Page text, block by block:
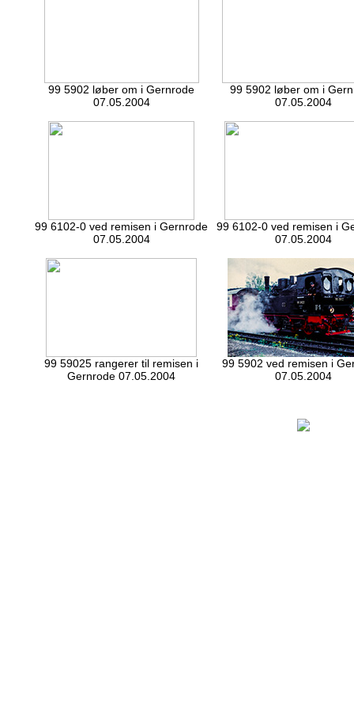
99 5902 løber om i Gernrode
07.05.2004
99 5902 løber om i
07.05.2004
99 6102-0 ved remisen i Gernrode
07.05.2004
99 6102-0 ved remisen i
07.05.2004
99 59025 rangerer til remisen i
Gernrode 07.05.2004
99 5902 ved remisen i
07.05.2004